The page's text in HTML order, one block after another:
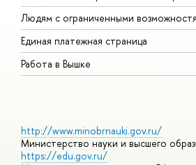
Людям с ограниченными
Единая платежная страница
Работа в Вышке
http://www.minobrnauki.gov.ru/
Министерство науки и высшего
https://edu.gov.ru/